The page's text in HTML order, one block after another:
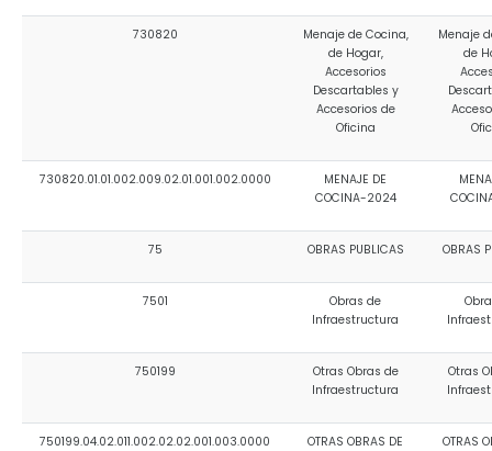
730820
Menaje de Cocina,
de Hogar,
Accesorios
Descartables y
Accesorios de
Oficina
Menaje
de
730820.01.01.002.009.02.01.001.002.0000
MENAJE DE
COCINA-2024
75 OBRAS PUBLICAS OBRAS
7501
Obras de
Infraestructura
750199
Otras Obras de
Infraestructura
Otras
750199.04.02.011.002.02.02.001.003.0000
OTRAS OBRAS DE
OTRAS